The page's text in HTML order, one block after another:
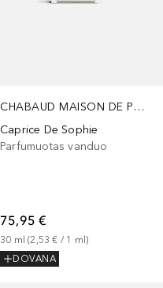
CHABAUD MAISON DE PARFUM
Caprice De Sophie
Parfumuotas vanduo
75,95 €
30 ml (2,53 € / 1 ml)
DOVANA